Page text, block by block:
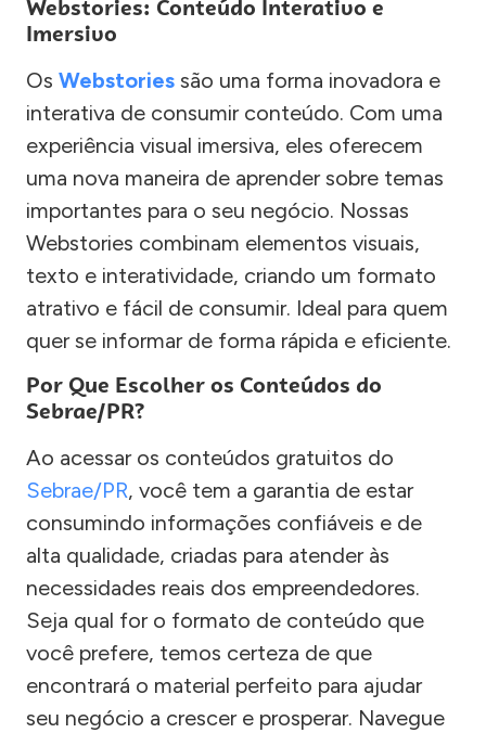
Webstories: Conteúdo Interativo e
Imersivo
Os Webstories são uma forma inovadora e
interativa de consumir conteúdo. Com uma
experiência visual imersiva, eles oferecem
uma nova maneira de aprender sobre temas
importantes para o seu negócio. Nossas
Webstories combinam elementos visuais,
texto e interatividade, criando um formato
atrativo e fácil de consumir. Ideal para quem
quer se informar de forma rápida e eficiente.
Por Que Escolher os Conteúdos do
Sebrae/PR?
Ao acessar os conteúdos gratuitos do
Sebrae/PR, você tem a garantia de estar
consumindo informações confiáveis e de
alta qualidade, criadas para atender às
necessidades reais dos empreendedores.
Seja qual for o formato de conteúdo que
você prefere, temos certeza de que
encontrará o material perfeito para ajudar
seu negócio a crescer e prosperar. Navegue